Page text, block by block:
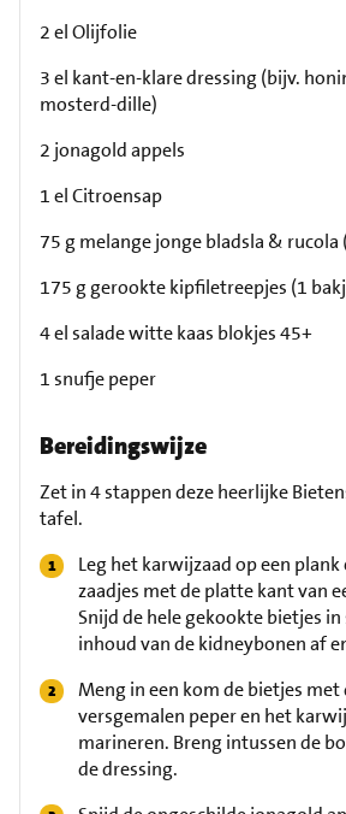
2 el Olijfolie
3 el kant-en-klare dressing (bijv.
mosterd-dille)
2 jonagold appels
1 el Citroensap
75 g melange jonge bladsla & rucola
175 g gerookte kipfiletreepjes (1
4 el salade witte kaas blokjes 45+
1 snufje peper
Bereidingswijze
Zet in 4 stappen deze heerlijke
tafel.
Leg het karwijzaad op een plank
zaadjes met de platte kant van
Snijd de hele gekookte bietjes in
inhoud van de kidneybonen af
Meng in een kom de bietjes
versgemalen peper en het
marineren. Breng intussen de
de dressing.